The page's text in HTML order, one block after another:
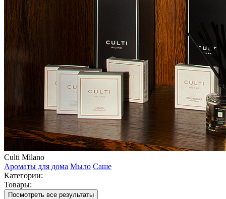
Culti Milano
Ароматы для дома Мыло Саше
Категории:
Товары:
Посмотреть все результаты